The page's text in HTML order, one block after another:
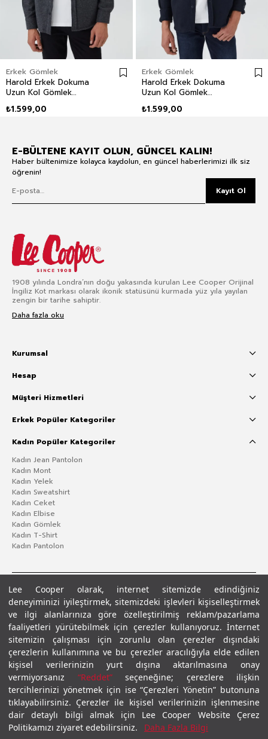
Lee Cooper olarak, internet sitemizde edindiğiniz
deneyiminizi iyileştirmek, sitemizdeki işlevleri kişiselleştirmek
ve ilgi alanlarınıza göre özelleştirilmiş reklam/pazarlama
faaliyetleri yürütebilmek için çerezler kullanıyoruz. İnternet
sitemizin çalışması için zorunlu olan çerezler dışındaki
çerezlerin kullanımına ve bu çerezler aracılığıyla elde edilen
kişisel verilerinizin yurt dışına aktarılmasına onay
vermiyorsanız “Reddet”seçeneğine; çerezlere ilişkin
tercihlerinizi yönetmek için ise “Çerezleri Yönetin” butonuna
tıklayabilirsiniz. Çerezler ile kişisel verilerinizin işlenmesine
dair detaylı bilgi almak için Lee Cooper Website Çerez
Politikamızı ziyaret edebilirsiniz.
Daha Fazla Bilgi
Erkek Gömlek
Harold Erkek Dokuma
Uzun Kol Gömlek
₺1.599,00
Erkek Gömlek
Harold Erkek Dokuma
Uzun Kol Gömlek
₺1.599,00
E-BÜLTENE KAYIT OLUN, GÜNCEL KALIN!
Haber bültenimize kolayca kaydolun, en güncel haberlerimizi ilk siz
öğrenin!
Kayıt Ol
1908 yılında Londra’nın doğu yakasında kurulan Lee Cooper Orijinal
İngiliz Kot markası olarak ikonik statüsünü kurmada yüz yıla yayılan
zengin bir tarihe sahiptir.
Daha fazla oku
Kurumsal
Hesap
Müşteri Hizmetleri
Erkek Popüler Kategoriler
Kadın Popüler Kategoriler
Kadın Jean Pantolon
Kadın Mont
Kadın Yelek
Kadın Sweatshirt
Kadın Ceket
Kadın Elbise
Kadın Gömlek
Kadın T-Shirt
Kadın Pantolon
Gizlilik PolitikasıÇerez Politikası KVKK Aydınlatma MetniŞartlar ve Koşullar
© 2026 Leecooper - Tüm Hakları Saklıdır.